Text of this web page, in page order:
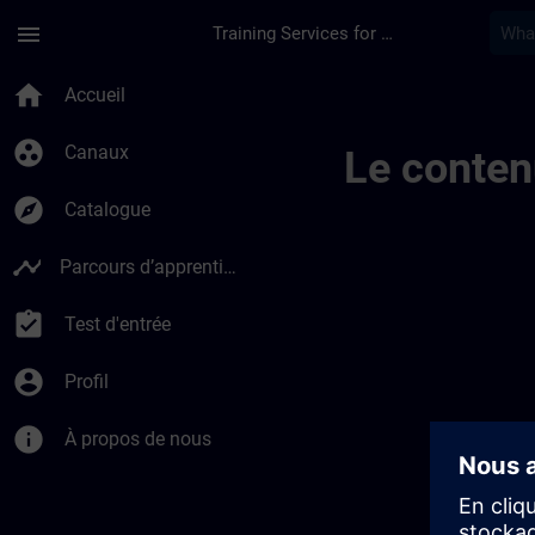
menu Training Services for Digital Industries
home Accueil
group_work Canaux
explore Catalogue
timeline Parcours d’apprentissage
assignment_turned_in Test d'entrée
account_circle Profil
info À propos de nous
Le